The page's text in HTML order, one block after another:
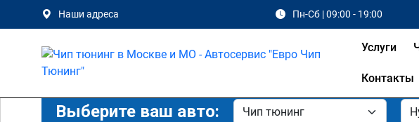
Наши адреса Пн-Сб | 09:00 - 19:00
Услуги
Контакты
Выберите ваш авто: